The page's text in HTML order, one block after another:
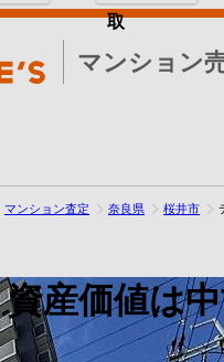
マンション
取
マンション査定 奈良県 桜井市
資産価値は